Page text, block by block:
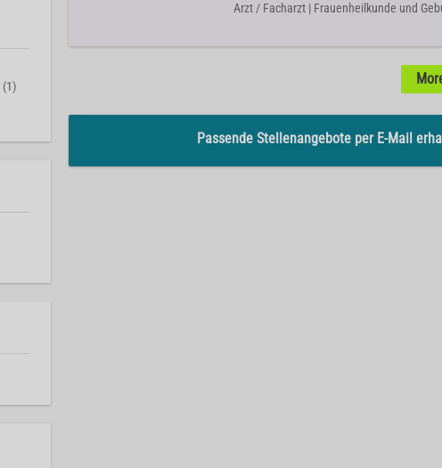
Arzt / Facharzt | Frauenheilkunde und
Passende Stellenangebote per E-Mail
(1)